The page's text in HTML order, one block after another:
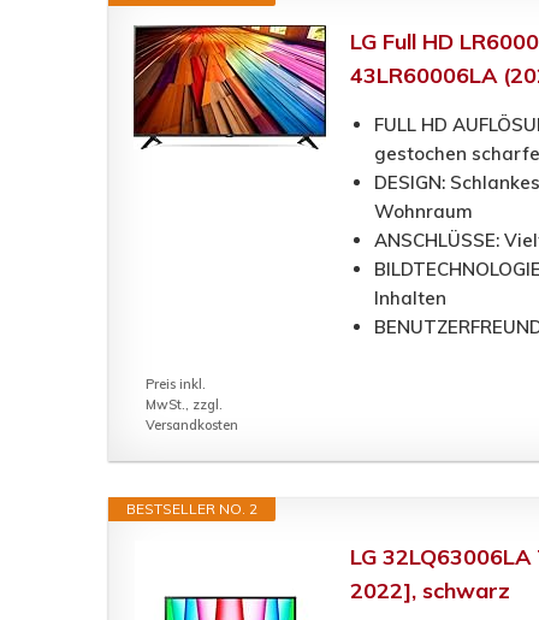
LG Full HD
43LR60006LA
FULL HD
gestochen
DESIGN:
Wohnraum
ANSCHLÜSSE:
Inhalten
Preis inkl.
MwSt., zzgl.
Versandkosten
BESTSELLER NO. 2
LG
2022], schwarz